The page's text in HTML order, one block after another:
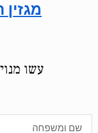
מגזין
עשו